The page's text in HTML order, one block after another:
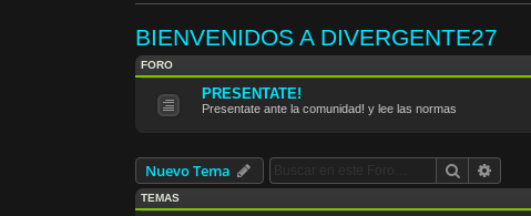
BIENVENIDOS A DIVERGENTE27
FORO
PRESENTATE!
Presentate ante la comunidad! y lee las normas
Nuevo Tema Buscar
TEMAS